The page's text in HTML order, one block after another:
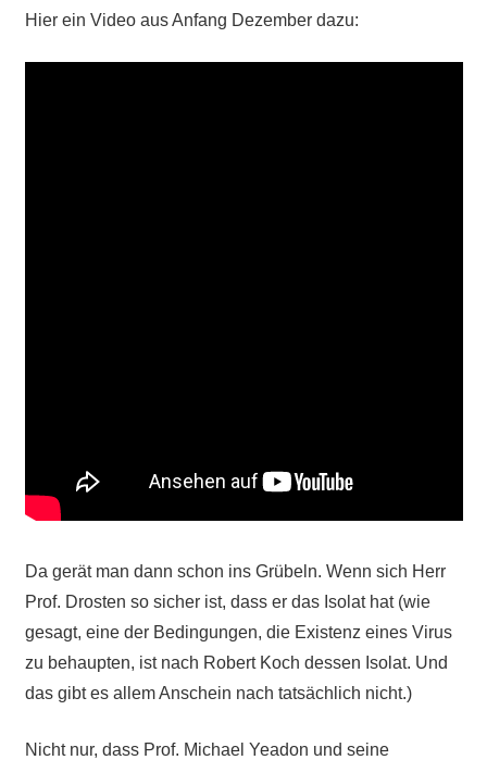
Hier ein Video aus Anfang Dezember dazu:
Da gerät man dann schon ins Grübeln. Wenn sich Herr
Prof. Drosten so sicher ist, dass er das Isolat hat (wie
gesagt, eine der Bedingungen, die Existenz eines Virus
zu behaupten, ist nach Robert Koch dessen Isolat. Und
das gibt es allem Anschein nach tatsächlich nicht.)
Nicht nur, dass Prof. Michael Yeadon und seine